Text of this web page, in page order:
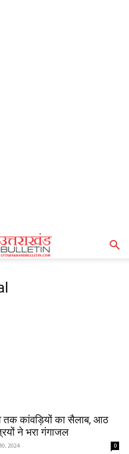
तक कांवड़ियों का सैलाब, आठ
ने भरा गंगाजल
2024 0